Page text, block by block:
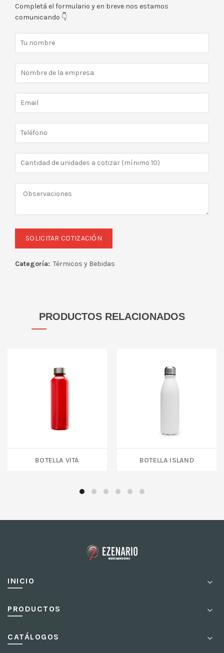
Completá el formulario y en breve nos estamos
comunicando 👇
Categoría: Térmicos y Bebidas
PRODUCTOS RELACIONADOS
BOTELLA VITA Botella ISLAND
INICIO
PRODUCTOS
CATÁLOGOS